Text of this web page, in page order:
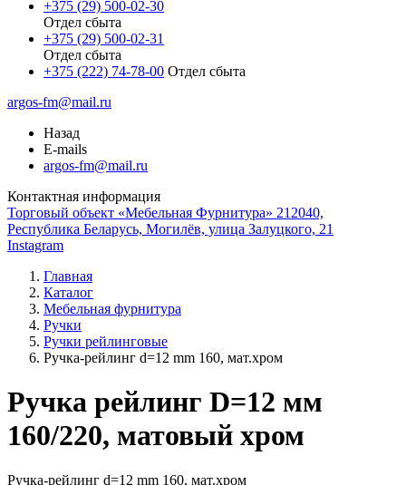
+375 (29) 500-02-30
Отдел сбыта
+375 (29) 500-02-31
Отдел сбыта
+375 (222) 74-78-00 Отдел сбыта
argos-fm@mail.ru
Назад
E-mails
argos-fm@mail.ru
Контактная информация
Торговый объект «Мебельная Фурнитура» 212040,
Республика Беларусь, Могилёв, улица Залуцкого, 21
Instagram
Главная
Каталог
Мебельная фурнитура
Ручки
Ручки рейлинговые
Ручка-рейлинг d=12 mm 160, мат.хром
Ручка рейлинг D=12 мм
160/220, матовый хром
Ручка-рейлинг d=12 mm 160, мат.хром